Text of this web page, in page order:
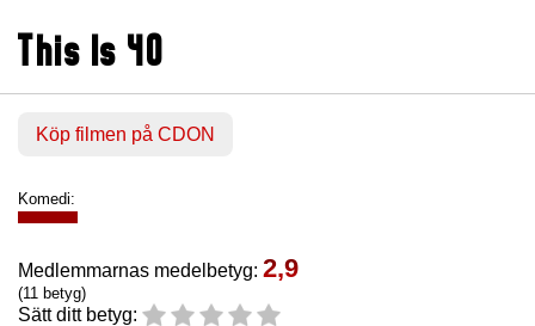
This Is 40
Köp filmen på CDON
Komedi:
Medlemmarnas medelbetyg: 2,9
(11 betyg)
Sätt ditt betyg: